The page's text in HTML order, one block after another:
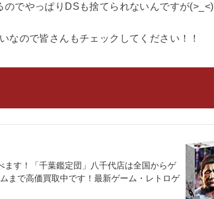
でやっぱりDSも捨てられないんですが(>_<)
なので皆さんもチェックしてください！！
す！「千葉鑑定団」八千代店は全国からゲ
まで高価買取中です！最新ゲーム・レトロゲ